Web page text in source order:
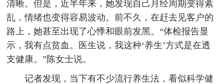
清晰。但是，近半年来，她发现自己月经周期变得紊
乱，情绪也变得容易波动。前不久，在赶去见客户的
路上，她甚至出现了心悸和眼前发黑。“体检报告显
示，我有点贫血。医生说，我这种‘养生’方式是在透
支健康。”陈女士说。
记者发现，当下有不少流行养生法，看似科学健